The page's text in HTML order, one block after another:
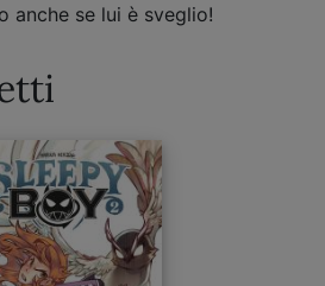
anche se lui è sveglio!